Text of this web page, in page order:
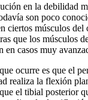
en la debilidad
son poco
ciertos músculos del
que los músculos
en casos muy
ocurre es que el
realiza la flexión
el tibial posterior